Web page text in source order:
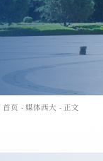
首页 - 媒体西大 - 正文